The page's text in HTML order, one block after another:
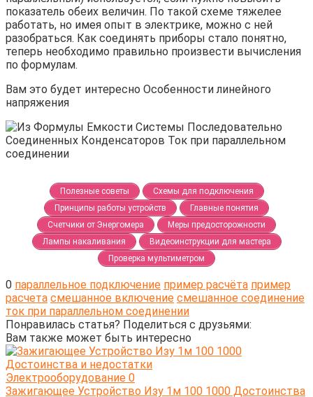
показатель обеих величин. По такой схеме тяжелее
работать, но имея опыт в электрике, можно с ней
разобраться. Как соединять приборы стало понятно,
теперь необходимо правильно произвести вычисления
по формулам.
Вам это будет интересно Особенности линейного
напряжения
Полезные советы
Схемы для подключения
Принципы работы устройств
Главные понятия
Счетчики от Энергомера
Меры предосторожности
Лампы накаливания
Видеоинструкции для мастера
Проверка мультиметром
0 параллельное подключение пример расчёта пример
расчета смешанное включение смешанное соединение
ток при параллельном соединении
Понравилась статья? Поделиться с друзьями:
Вам также может быть интересно
Электрооборудование 0
Зажигающее Устройство Изу 1м 100 1000 Достоинства